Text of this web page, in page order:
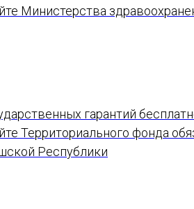
Министерства
гарантий
Территориального фонда
Республики